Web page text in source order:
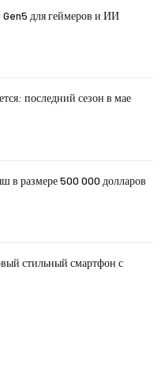
Gen5 для геймеров и ИИ
последний сезон в мае
в размере 500 000 долларов
стильный смартфон с